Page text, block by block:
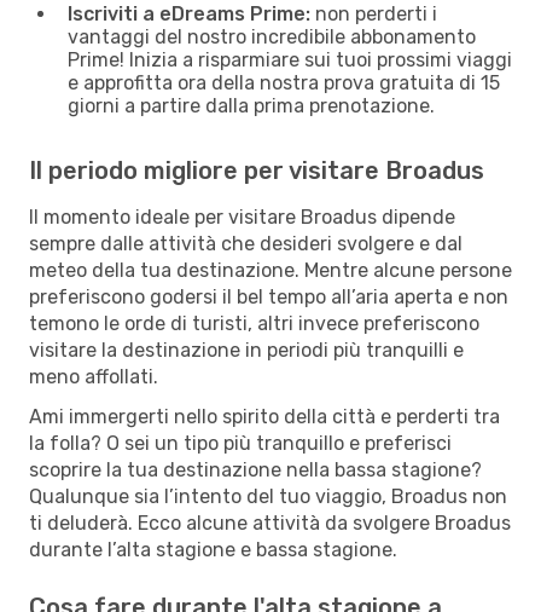
Iscriviti a eDreams Prime: non perderti i
vantaggi del nostro incredibile abbonamento
Prime! Inizia a risparmiare sui tuoi prossimi viaggi
e approfitta ora della nostra prova gratuita di 15
giorni a partire dalla prima prenotazione.
Il periodo migliore per visitare Broadus
Il momento ideale per visitare Broadus dipende
sempre dalle attività che desideri svolgere e dal
meteo della tua destinazione. Mentre alcune persone
preferiscono godersi il bel tempo all’aria aperta e non
temono le orde di turisti, altri invece preferiscono
visitare la destinazione in periodi più tranquilli e
meno affollati.
Ami immergerti nello spirito della città e perderti tra
la folla? O sei un tipo più tranquillo e preferisci
scoprire la tua destinazione nella bassa stagione?
Qualunque sia l’intento del tuo viaggio, Broadus non
ti deluderà. Ecco alcune attività da svolgere Broadus
durante l’alta stagione e bassa stagione.